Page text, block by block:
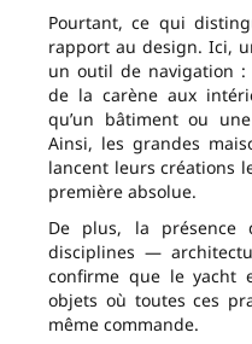
Pourtant, ce qui
rapport au design. Ici,
un outil de navigation :
de la carène aux
qu’un bâtiment ou
Ainsi, les grandes
lancent leurs créations
première absolue.
De plus, la présence
disciplines —
confirme que le yacht
objets où toutes ces
même commande.